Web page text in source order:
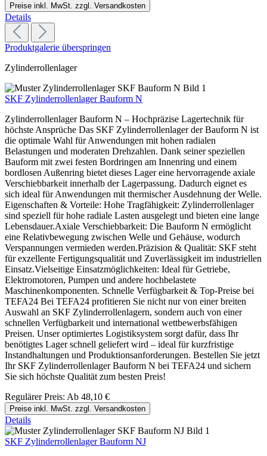
Preise inkl. MwSt. zzgl. Versandkosten
Details
Produktgalerie überspringen
Zylinderrollenlager
SKF Zylinderrollenlager Bauform N
Zylinderrollenlager Bauform N – Hochpräzise Lagertechnik für
höchste Ansprüche Das SKF Zylinderrollenlager der Bauform N ist
die optimale Wahl für Anwendungen mit hohen radialen
Belastungen und moderaten Drehzahlen. Dank seiner speziellen
Bauform mit zwei festen Bordringen am Innenring und einem
bordlosen Außenring bietet dieses Lager eine hervorragende axiale
Verschiebbarkeit innerhalb der Lagerpassung. Dadurch eignet es
sich ideal für Anwendungen mit thermischer Ausdehnung der Welle.
Eigenschaften & Vorteile: Hohe Tragfähigkeit: Zylinderrollenlager
sind speziell für hohe radiale Lasten ausgelegt und bieten eine lange
Lebensdauer.Axiale Verschiebbarkeit: Die Bauform N ermöglicht
eine Relativbewegung zwischen Welle und Gehäuse, wodurch
Verspannungen vermieden werden.Präzision & Qualität: SKF steht
für exzellente Fertigungsqualität und Zuverlässigkeit im industriellen
Einsatz.Vielseitige Einsatzmöglichkeiten: Ideal für Getriebe,
Elektromotoren, Pumpen und andere hochbelastete
Maschinenkomponenten. Schnelle Verfügbarkeit & Top-Preise bei
TEFA24 Bei TEFA24 profitieren Sie nicht nur von einer breiten
Auswahl an SKF Zylinderrollenlagern, sondern auch von einer
schnellen Verfügbarkeit und international wettbewerbsfähigen
Preisen. Unser optimiertes Logistiksystem sorgt dafür, dass Ihr
benötigtes Lager schnell geliefert wird – ideal für kurzfristige
Instandhaltungen und Produktionsanforderungen. Bestellen Sie jetzt
Ihr SKF Zylinderrollenlager Bauform N bei TEFA24 und sichern
Sie sich höchste Qualität zum besten Preis!
Regulärer Preis: Ab 48,10 €
Preise inkl. MwSt. zzgl. Versandkosten
Details
SKF Zylinderrollenlager Bauform NJ